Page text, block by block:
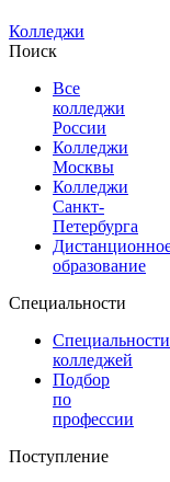
Колледжи
Поиск
Все
колледжи
России
Колледжи
Москвы
Колледжи
Санкт-
Петербурга
образование
Специальности
Специальности
колледжей
Подбор
по
профессии
Поступление